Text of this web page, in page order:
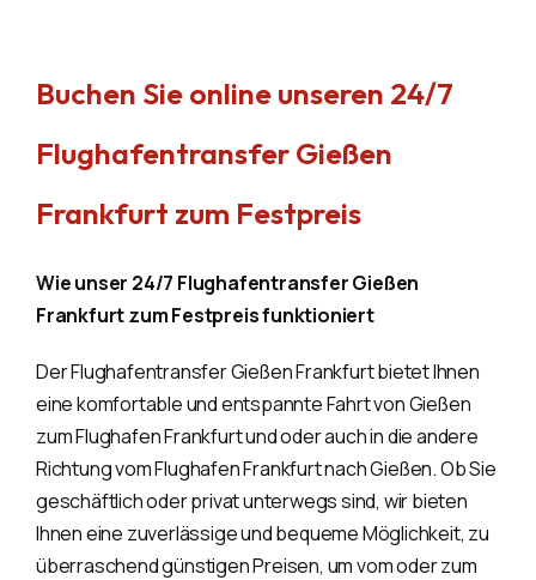
Buchen Sie online unseren 24/7
Flughafentransfer Gießen
Frankfurt zum Festpreis
Wie unser 24/7 Flughafentransfer Gießen
Frankfurt zum Festpreis funktioniert
Der Flughafentransfer Gießen Frankfurt bietet Ihnen
eine komfortable und entspannte Fahrt von Gießen
zum Flughafen Frankfurt und oder auch in die andere
Richtung vom Flughafen Frankfurt nach Gießen. Ob Sie
geschäftlich oder privat unterwegs sind, wir bieten
Ihnen eine zuverlässige und bequeme Möglichkeit, zu
überraschend günstigen Preisen, um vom oder zum